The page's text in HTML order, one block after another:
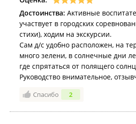
Достоинства: Активные
участвует в городских
стихи), ходим на экскурсии.
Сам д/с удобно расположен, на
много зелени, в солнечные дни
где спрятаться от полящего
Руководство внимательное,
Спасибо 2